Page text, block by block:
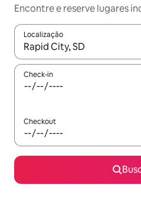
Encontre e reserve lugares
Localização
Quando os resultados
Check-in
Checkout